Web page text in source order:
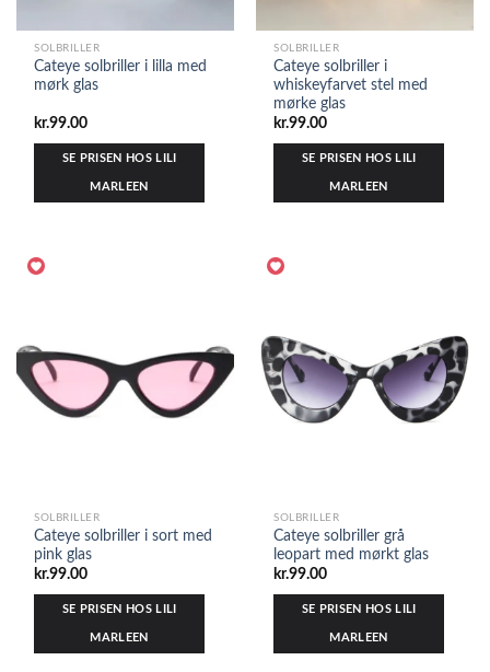
SOLBRILLER
Cateye solbriller i lilla med
mørk glas
kr.99.00
SE PRISEN HOS LILI
MARLEEN
SOLBRILLER
Cateye solbriller i
whiskeyfarvet stel med
mørke glas
kr.99.00
SE PRISEN HOS LILI
MARLEEN
SOLBRILLER
Cateye solbriller i sort med
pink glas
kr.99.00
SE PRISEN HOS LILI
MARLEEN
SOLBRILLER
Cateye solbriller grå
leopart med mørkt glas
kr.99.00
SE PRISEN HOS LILI
MARLEEN